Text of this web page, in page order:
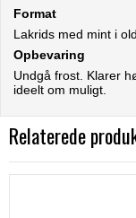
Format
Lakrids med mint i
Opbevaring
Undgå frost. Klarer
ideelt om muligt.
Relaterede